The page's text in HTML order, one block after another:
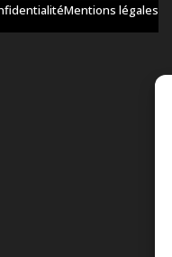
Mentions légales